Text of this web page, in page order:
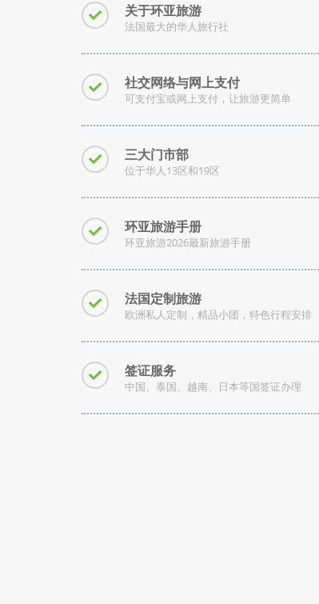
关于环亚旅游
法国最大的华人旅行社
社交网络与网上支付
可支付宝或网上支付，让旅游更简单
三大门市部
位于华人13区和19区
环亚旅游手册
环亚旅游2026最新旅游手册
法国定制旅游
欧洲私人定制，精品小团，特色行程安排
签证服务
中国、泰国、越南、日本等国签证办理